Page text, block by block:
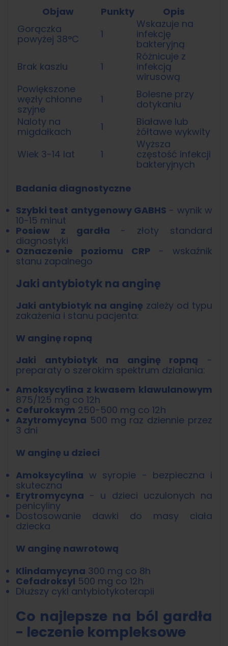
Objaw
Punkty
Opis
Gorączka
powyżej 38°C
1
Wskazuje na
infekcję
bakteryjną
Brak kaszlu
1
Różnicuje z
infekcją
wirusową
Powiększone
węzły chłonne
szyjne
1
Bolesne przy
dotykaniu
Naloty na
migdałkach
1
Białawe lub
żółtawe wykwity
Wiek 3-14 lat
1
Wyższa
częstość infekcji
bakteryjnych
Badania diagnostyczne
Szybki test antygenowy GABHS - wynik w
10-15 minut
Posiew z gardła - złoty standard
diagnostyki
Oznaczenie poziomu CRP - wskaźnik
stanu zapalnego
Jaki antybiotyk na anginę
Jaki antybiotyk na anginę zależy od typu
zakażenia i stanu pacjenta:
W anginę ropną
Jaki antybiotyk na anginę ropną -
preparaty o szerokim spektrum działania:
Amoksycylina z kwasem klawulanowym
875/125 mg co 12h
Cefuroksym 250-500 mg co 12h
Azytromycyna 500 mg raz dziennie przez
3 dni
W anginę u dzieci
Amoksycylina w syropie - bezpieczna i
skuteczna
Erytromycyna - u dzieci uczulonych na
penicyliny
Dostosowanie dawki do masy ciała
dziecka
W anginę nawrotową
Klindamycyna 300 mg co 8h
Cefadroksyl 500 mg co 12h
Dłuższy cykl antybiotykoterapii
Co najlepsze na ból gardła
- leczenie kompleksowe